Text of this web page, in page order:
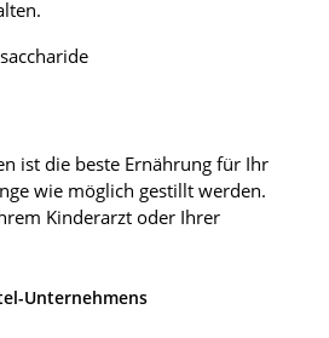
ist die beste Ernährung für Ihr
wie möglich gestillt werden.
Kinderarzt oder Ihrer
Unternehmens